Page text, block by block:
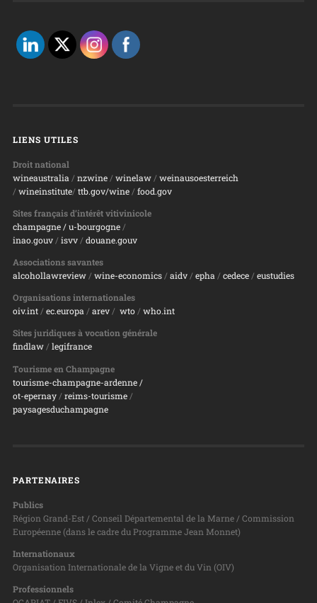
LIENS UTILES
Droit national
wineaustralia / nzwine/ winelaw/ weinausoesterreich
/ wineinstitute/ ttb.gov/wine/ food.gov
Sites français d’intérêt vitivinicole
champagne/ u-bourgogne/
inao.gouv/ isvv/ douane.gouv
Associations savantes
alcohollawreview/ wine-economics/ aidv/ epha / cedece/ eustudies
Organisations internationales
oiv.int/ ec.europa/ arev/ wto/ who.int
Sites juridiques à vocation générale
findlaw/ legifrance
Tourisme en Champagne
tourisme-champagne-ardenne /
ot-epernay/ reims-tourisme/
paysagesduchampagne
PARTENAIRES
Publics
Région Grand-Est / Conseil Départemental de la Marne / Commission
Européenne (dans le cadre du Programme Jean Monnet)
Internationaux
Organisation Internationale de la Vigne et du Vin (OIV)
Professionnels